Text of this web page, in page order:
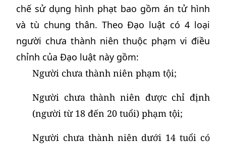
chế sử dụng hình phạt bao gồm án tử hình
và tù chung thân. Theo Đạo luật có 4 loại
người chưa thành niên thuộc phạm vi điều
chỉnh của Đạo luật này gồm:
Người chưa thành niên phạm tội;
Người chưa thành niên được chỉ định
(người từ 18 đến 20 tuổi) phạm tội;
Người chưa thành niên dưới 14 tuổi có